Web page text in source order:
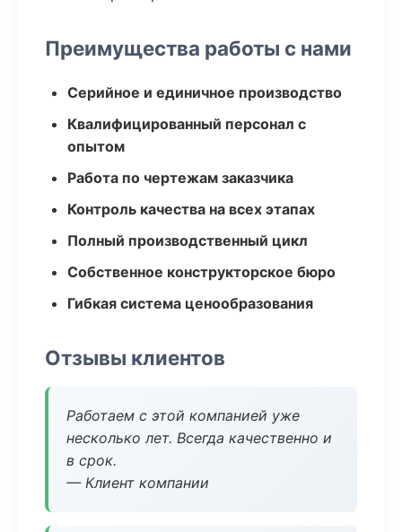
Преимущества работы с нами
Серийное и единичное производство
Квалифицированный персонал с
опытом
Работа по чертежам заказчика
Контроль качества на всех этапах
Полный производственный цикл
Собственное конструкторское бюро
Гибкая система ценообразования
Отзывы клиентов
Работаем с этой компанией уже
несколько лет. Всегда качественно и
в срок.
— Клиент компании